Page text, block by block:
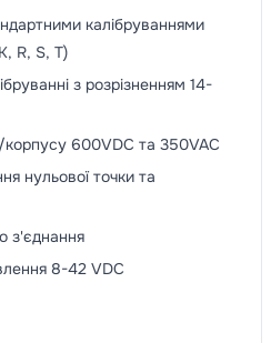
калібруваннями
R, S, T)
з розрізненням 14-
корпусу 600VDC та 350VAC
нульової точки та
з'єднання
8-42 VDC